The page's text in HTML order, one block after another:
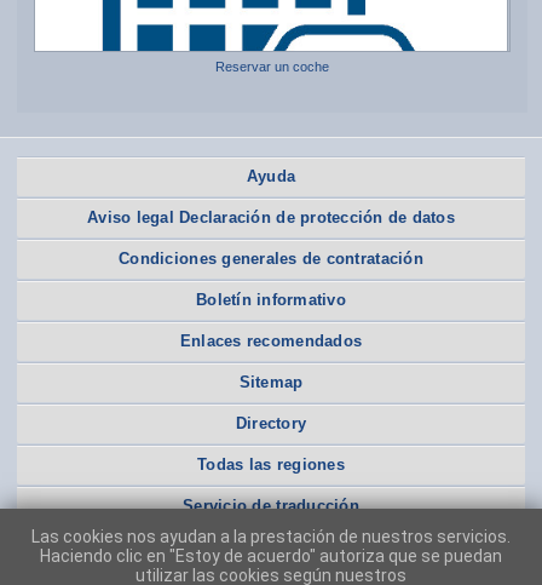
Reservar un coche
Ayuda
Aviso legal Declaración de protección de datos
Condiciones generales de contratación
Boletín informativo
Enlaces recomendados
Sitemap
Directory
Todas las regiones
Servicio de traducción
Las cookies nos ayudan a la prestación de nuestros servicios.
Haciendo clic en "Estoy de acuerdo" autoriza que se puedan
utilizar las cookies según nuestros